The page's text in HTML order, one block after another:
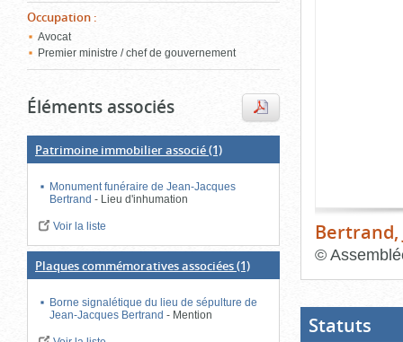
Occupation :
Avocat
Premier ministre / chef de gouvernement
Éléments associés
Patrimoine immobilier associé(1)
Monument funéraire de Jean-Jacques
Bertrand- Lieu d'inhumation
Voir la liste
Plaques commémoratives associées(1)
Borne signalétique du lieu de sépulture de
Jean-Jacques Bertrand- Mention
Bertrand,
©
bloc
d'onglets
Statuts